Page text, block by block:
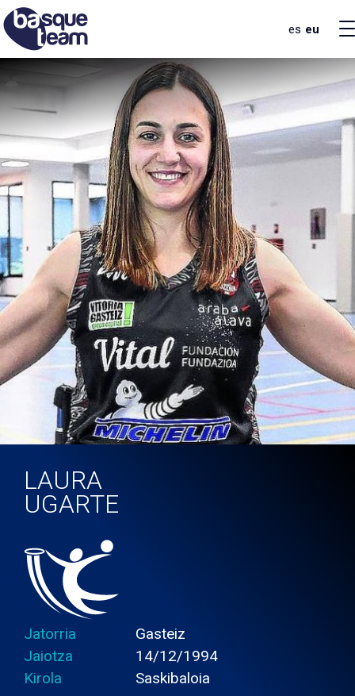
es eu
LAURA
UGARTE
Jatorria
Gasteiz
Jaiotza
14/12/1994
Kirola
Saskibaloia